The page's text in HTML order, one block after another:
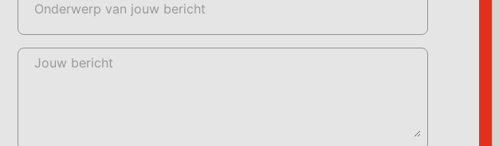
Onderwerp van jouw bericht
Jouw bericht